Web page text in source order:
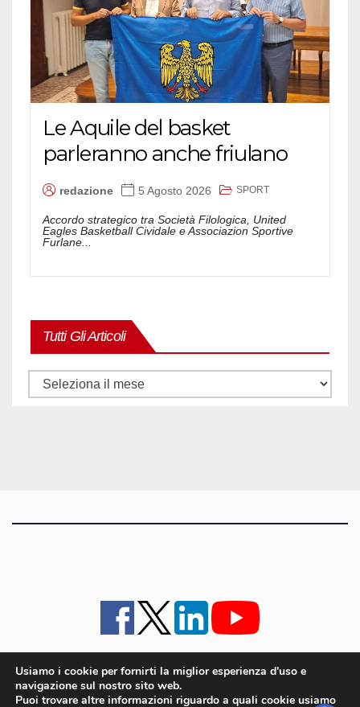
Le Aquile del basket
parleranno anche friulano
redazione 5 Agosto 2026 SPORT
Accordo strategico tra Società Filologica, United
Eagles Basketball Cividale e Associazion Sportive
Furlane...
Tutti Gli Articoli
Tutti
iMagazine · contatti e staff · lavora con noi
Usiamo i cookie per fornirti la miglior esperienza d'uso e
navigazione sul nostro sito web.
Puoi trovare altre informazioni riguardo a quali cookie usiamo